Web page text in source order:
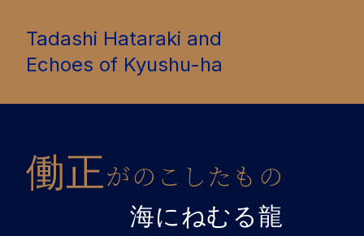
Tadashi Hataraki and
Echoes of Kyushu-ha
働正がのこしたもの
海にねむる龍